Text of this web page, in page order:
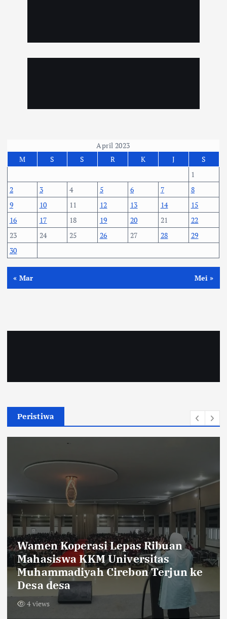
April 2023
M
S S R K J
S
1
2
3 4 5 6 7
8
9
10 11 12 13 14
15
16
17 18 19 20 21
22
23
24 25 26 27 28
29
30
« Mar Mei »
Peristiwa
Sambut HUT RI ke-81,Warga
Krajan Tengah Pasang Bendera
Merah Putih Sepanjang 600 Meter
11 views